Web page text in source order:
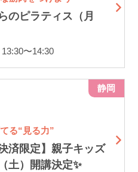
のピラティス（月
〜14:30
る“見る力”
済限定】親子キッズ
）開講決定✨
静岡